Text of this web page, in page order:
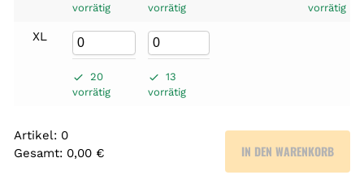
vorrätig
vorrätig
vorrätig
XL
20
vorrätig
13
vorrätig
Artikel: 0
Gesamt: 0,00 €
IN DEN WARENKORB